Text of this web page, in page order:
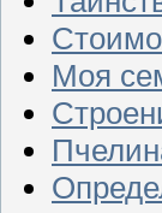
Моя